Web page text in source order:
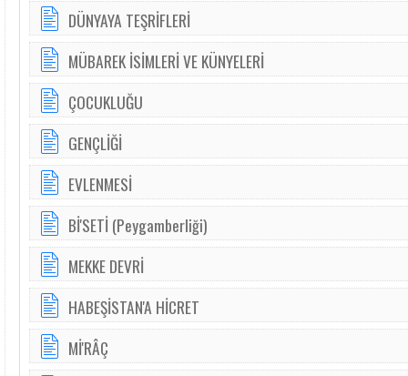
DÜNYAYA TEŞRİFLERİ
MÜBAREK İSİMLERİ VE KÜNYELERİ
ÇOCUKLUĞU
GENÇLİĞİ
EVLENMESİ
Bİ'SETİ (Peygamberliği)
MEKKE DEVRİ
HABEŞİSTAN'A HİCRET
Mİ'RÂÇ